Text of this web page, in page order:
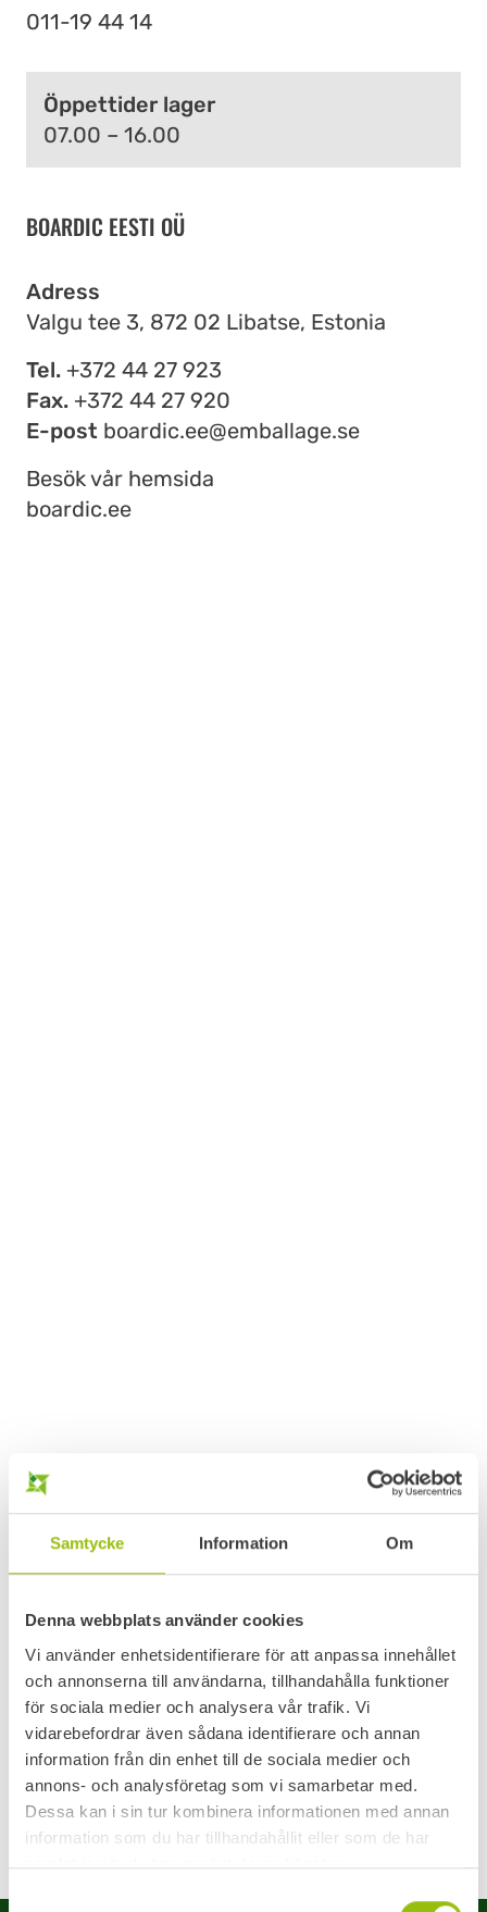
Samtycke Information Om
Denna webbplats använder cookies
Vi använder enhetsidentifierare för att anpassa innehållet
och annonserna till användarna, tillhandahålla funktioner
för sociala medier och analysera vår trafik. Vi
vidarebefordrar även sådana identifierare och annan
information från din enhet till de sociala medier och
annons- och analysföretag som vi samarbetar med.
Dessa kan i sin tur kombinera informationen med annan
information som du har tillhandahållit eller som de har
samlat in när du har använt deras tjänster.
Samtyckesval
011-19 44 14
Öppettider lager
07.00 – 16.00
BOARDIC EESTI OÜ
Adress
Valgu tee 3, 872 02 Libatse, Estonia
Tel. +372 44 27 923
Fax. +372 44 27 920
E-post boardic.ee@emballage.se
Besök vår hemsida
boardic.ee